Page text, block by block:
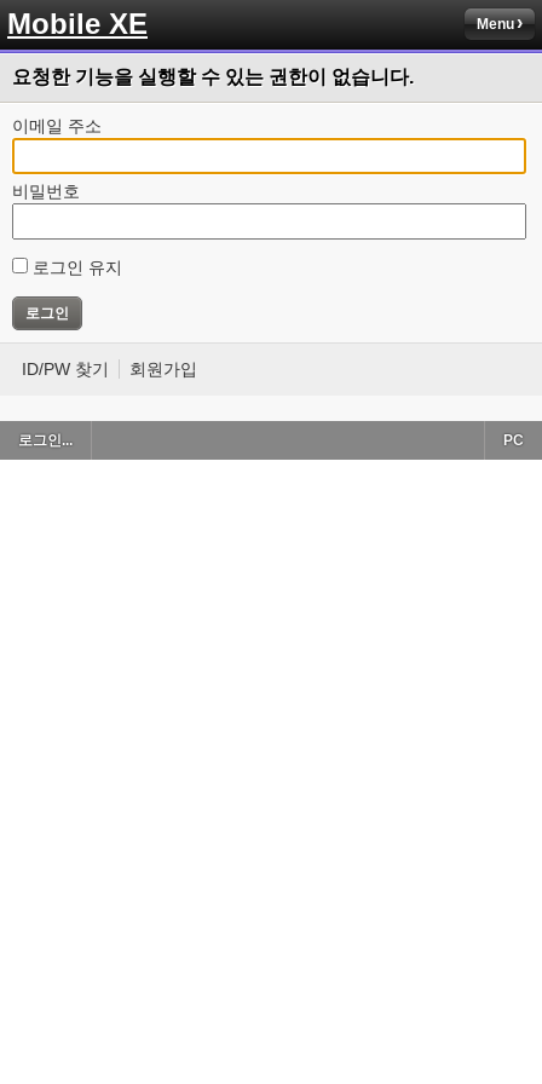
Mobile XE Menu
요청한 기능을 실행할 수 있는 권한이 없습니다.
이메일 주소
비밀번호
로그인 유지
ID/PW 찾기 회원가입
로그인... PC